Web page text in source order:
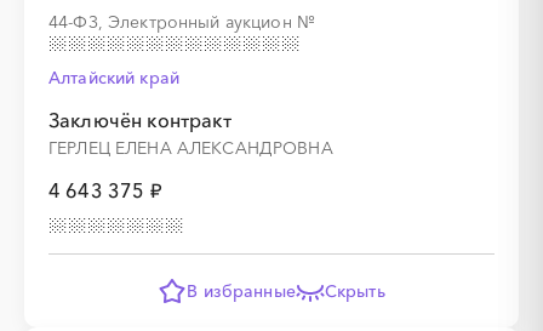
44-ФЗ, Электронный аукцион №
Алтайский край
Заключён контракт
ГЕРЛЕЦ ЕЛЕНА АЛЕКСАНДРОВНА
4 643 375 ₽
В избранные Скрыть
░
░
░
░
░
░
░
░
░
░
░
░
░
░░ ░░░ ░ ░░ ░ ░░